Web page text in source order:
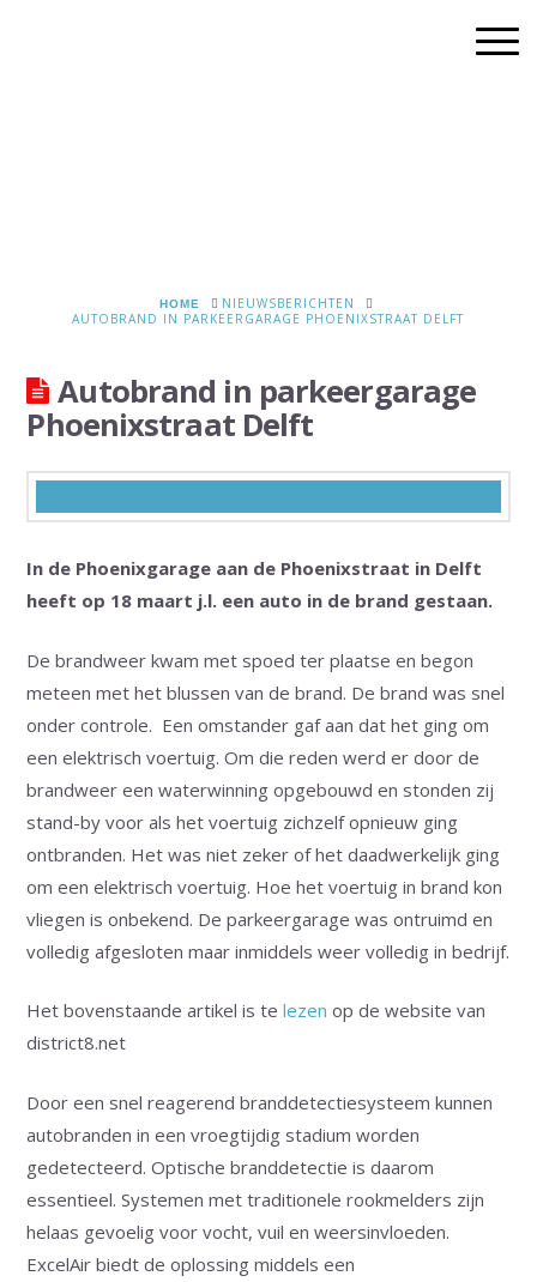
HOMENIEUWSBERICHTEN
AUTOBRAND IN PARKEERGARAGE PHOENIXSTRAAT DELFT
Autobrand in parkeergarage
Phoenixstraat Delft
In de Phoenixgarage aan de Phoenixstraat in Delft
heeft op 18 maart j.l. een auto in de brand gestaan.
De brandweer kwam met spoed ter plaatse en begon
meteen met het blussen van de brand. De brand was snel
onder controle. Een omstander gaf aan dat het ging om
een elektrisch voertuig. Om die reden werd er door de
brandweer een waterwinning opgebouwd en stonden zij
stand-by voor als het voertuig zichzelf opnieuw ging
ontbranden. Het was niet zeker of het daadwerkelijk ging
om een elektrisch voertuig. Hoe het voertuig in brand kon
vliegen is onbekend. De parkeergarage was ontruimd en
volledig afgesloten maar inmiddels weer volledig in bedrijf.
Het bovenstaande artikel is telezen op de website van
district8.net
Door een snel reagerend branddetectiesysteem kunnen
autobranden in een vroegtijdig stadium worden
gedetecteerd. Optische branddetectie is daarom
essentieel. Systemen met traditionele rookmelders zijn
helaas gevoelig voor vocht, vuil en weersinvloeden.
ExcelAir biedt de oplossing middels een